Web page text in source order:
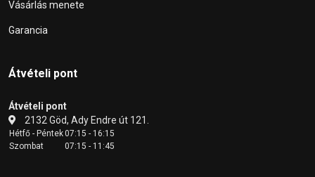
Vásárlás menete
Garancia
Átvételi pont
Átvételi pont
2132 Göd, Ady Endre út 121.
Hétfő - Péntek07:15 - 16:15
Szombat
07:15 - 11:45